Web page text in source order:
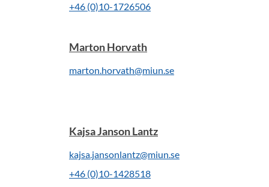
+46 (0)10-1726506
Marton Horvath
marton.horvath@miun.se
Kajsa Janson Lantz
kajsa.jansonlantz@miun.se
+46 (0)10-1428518